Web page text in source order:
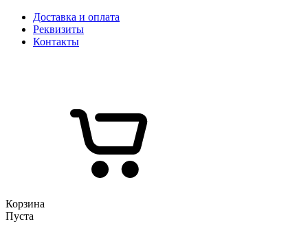
Доставка и оплата
Реквизиты
Контакты
Корзина
Пуста